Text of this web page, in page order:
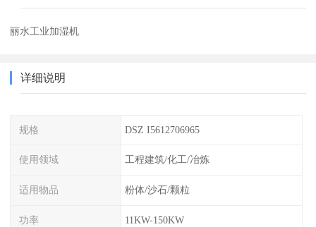
丽水工业加湿机
详细说明
规格 DSZ I5612706965
使用领域 工程建筑/化工/冶炼
适用物品 粉体/沙石/颗粒
功率 11KW-150KW